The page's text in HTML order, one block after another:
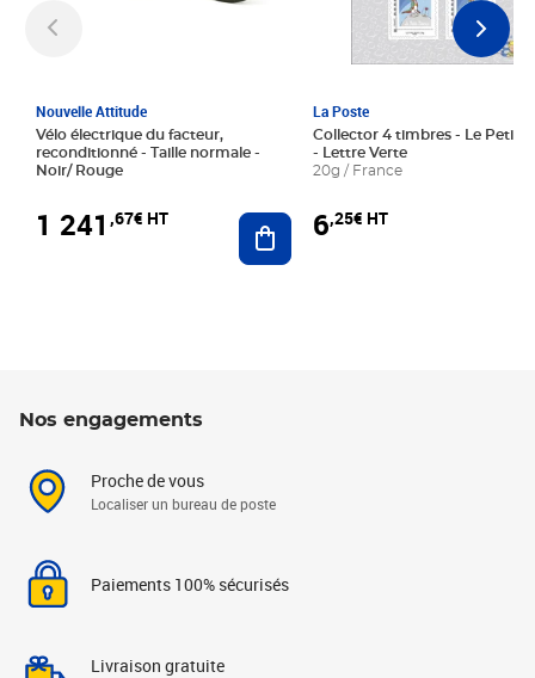
Nouvelle Attitude
Vélo électrique du facteur,
reconditionné - Taille normale -
Noir/ Rouge
1 241 ,67€ HT Ajouter au panier
La Poste
Collector 4 timbres - Le Petit
- Lettre Verte
20g / France
6,25€ HT
Nos engagements
Proche de vous
Localiser un bureau de poste
Paiements 100% sécurisés
Livraison gratuite